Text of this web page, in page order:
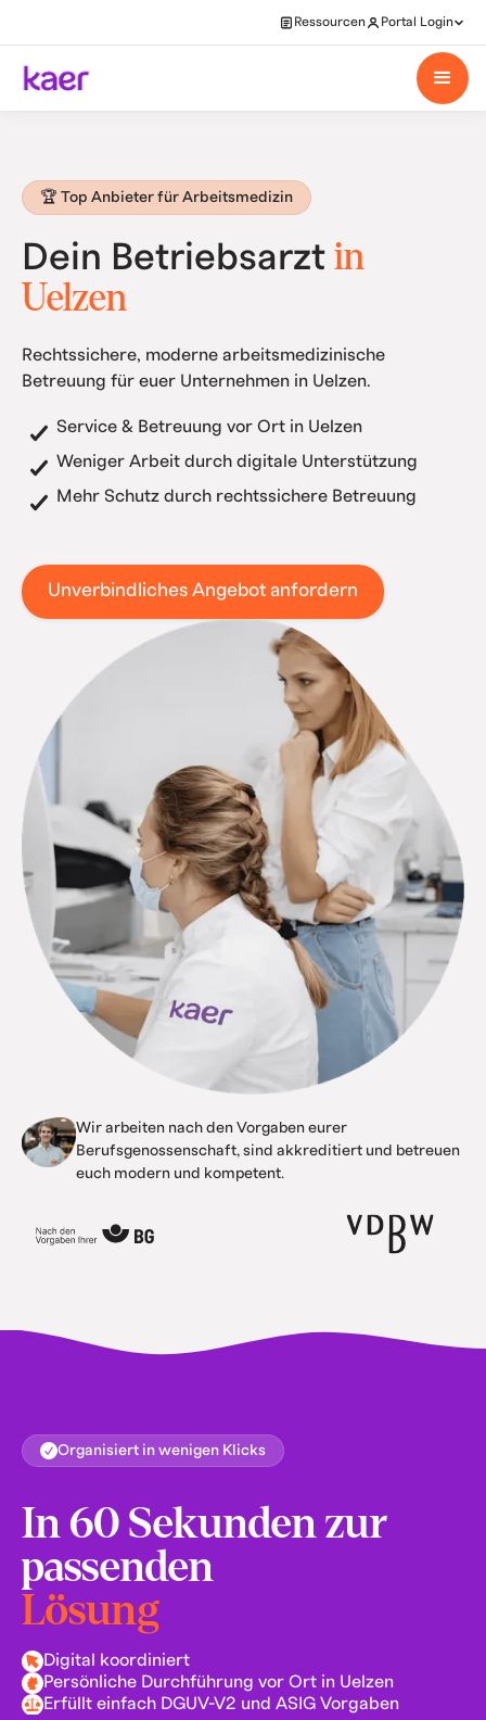
Ressourcen Portal Login
🏆 Top Anbieter für Arbeitsmedizin
Dein Betriebsarzt in
Uelzen
Rechtssichere, moderne arbeitsmedizinische
Betreuung für euer Unternehmen in Uelzen.
Service & Betreuung vor Ort in Uelzen
Weniger Arbeit durch digitale Unterstützung
Mehr Schutz durch rechtssichere Betreuung
Unverbindliches Angebot anfordern
Wir arbeiten nach den Vorgaben eurer
Berufsgenossenschaft, sind akkreditiert und betreuen
euch modern und kompetent.
Organisiert in wenigen Klicks
In 60 Sekunden zur
passenden
Lösung
Digital koordiniert
Persönliche Durchführung vor Ort in Uelzen
Erfüllt einfach DGUV-V2 und ASIG Vorgaben